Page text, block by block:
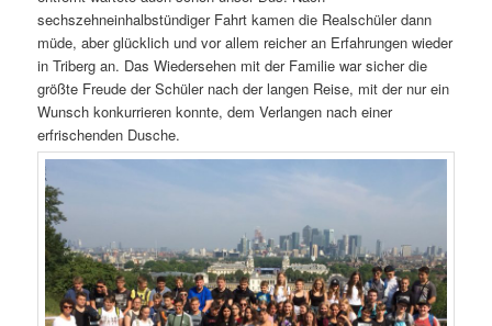
sechszehneinhalbstündiger Fahrt kamen die Realschüler dann
müde, aber glücklich und vor allem reicher an Erfahrungen wieder
in Triberg an. Das Wiedersehen mit der Familie war sicher die
größte Freude der Schüler nach der langen Reise, mit der nur ein
Wunsch konkurrieren konnte, dem Verlangen nach einer
erfrischenden Dusche.